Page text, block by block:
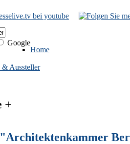
Google
Home
& Aussteller
+
"Architektenkammer